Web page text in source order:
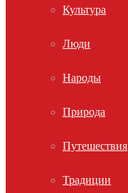
Культура
Люди
Народы
Природа
Путешествия
Традиции